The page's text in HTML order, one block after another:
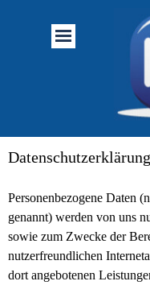
Datenschutzerklärung
Personenbezogene Daten
genannt) werden von uns
sowie zum Zwecke der
nutzerfreundlichen
dort angebotenen